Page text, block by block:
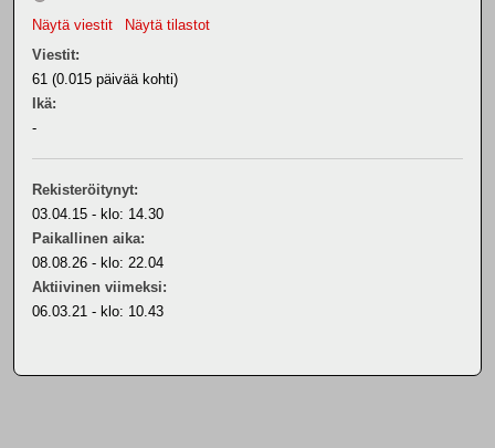
Näytä viestit
Näytä tilastot
Viestit:
61 (0.015 päivää kohti)
Ikä:
-
Rekisteröitynyt:
03.04.15 - klo: 14.30
Paikallinen aika:
08.08.26 - klo: 22.04
Aktiivinen viimeksi:
06.03.21 - klo: 10.43